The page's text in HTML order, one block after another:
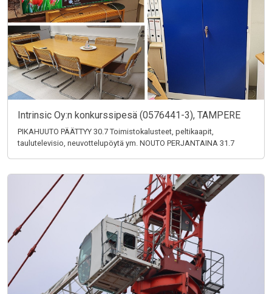
Intrinsic Oy:n konkurssipesä (0576441-3), TAMPERE
PIKAHUUTO PÄÄTTYY 30.7 Toimistokalusteet, peltikaapit,
taulutelevisio, neuvottelupöytä ym. NOUTO PERJANTAINA 31.7